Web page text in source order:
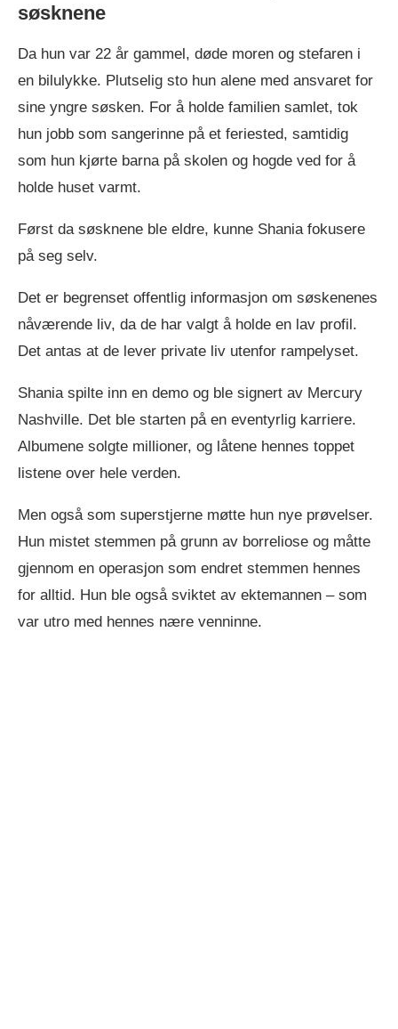
søsknene
Da hun var 22 år gammel, døde moren og stefaren i
en bilulykke. Plutselig sto hun alene med ansvaret for
sine yngre søsken. For å holde familien samlet, tok
hun jobb som sangerinne på et feriested, samtidig
som hun kjørte barna på skolen og hogde ved for å
holde huset varmt.
Først da søsknene ble eldre, kunne Shania fokusere
på seg selv.
Det er begrenset offentlig informasjon om søskenenes
nåværende liv, da de har valgt å holde en lav profil.
Det antas at de lever private liv utenfor rampelyset.
Shania spilte inn en demo og ble signert av Mercury
Nashville. Det ble starten på en eventyrlig karriere.
Albumene solgte millioner, og låtene hennes toppet
listene over hele verden.
Men også som superstjerne møtte hun nye prøvelser.
Hun mistet stemmen på grunn av borreliose og måtte
gjennom en operasjon som endret stemmen hennes
for alltid. Hun ble også sviktet av ektemannen – som
var utro med hennes nære venninne.